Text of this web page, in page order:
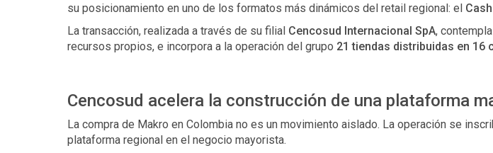
su posicionamiento en uno de los formatos más dinámicos del retail regional: el
La transacción, realizada a través de su filial Cencosud Internacional SpA,
recursos propios, e incorpora a la operación del grupo 21 tiendas distribuidas en 16
Cencosud acelera la construcción de una plataforma
La compra de Makro en Colombia no es un movimiento aislado. La operación se
plataforma regional en el negocio mayorista.